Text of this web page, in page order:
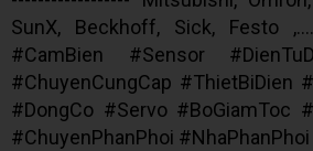
SunX, Beckhoff, Sick, Festo
#CamBien #Sensor
#ChuyenCungCap #ThietBiDien
#DongCo #Servo #BoGiamToc
#ChuyenPhanPhoi